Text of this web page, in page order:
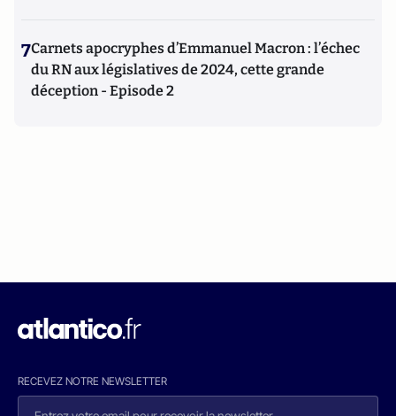
7Carnets apocryphes d’Emmanuel Macron : l’échec
du RN aux législatives de 2024, cette grande
déception - Episode 2
RECEVEZ NOTRE NEWSLETTER